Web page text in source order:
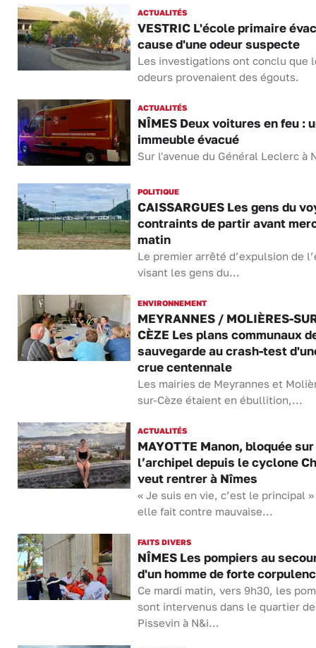
ACTUALITÉS
VESTRIC L'école primaire
cause d'une odeur suspecte
Les investigations ont conclu que
odeurs provenaient des égouts.
ACTUALITÉS
NÎMES Deux voitures en feu :
immeuble évacué
Sur l'avenue du Général Leclerc à
POLITIQUE
CAISSARGUES Les gens du
contraints de partir avant
matin
Le premier arrêté d’expulsion de
visant les gens du...
ENVIRONNEMENT
MEYRANNES / MOLIÈRES-
CÈZE Les plans communaux
sauvegarde au crash-test
crue centennale
Les mairies de Meyrannes et
sur-Cèze étaient en ébullition,...
ACTUALITÉS
MAYOTTE Manon, bloquée sur
l’archipel depuis le cyclone
veut rentrer à Nîmes
« Je suis en vie, c’est le principal
elle fait contre mauvaise...
FAITS DIVERS
NÎMES Les pompiers au
d'un homme de forte
Ce mardi matin, vers 9h30, les
sont intervenus dans le quartier de
Pissevin à N&i...